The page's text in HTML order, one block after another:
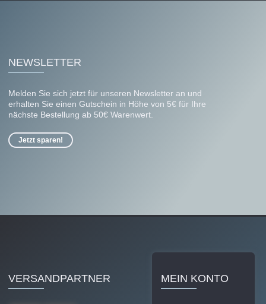
NEWSLETTER
Melden Sie sich jetzt für unseren Newsletter an und
erhalten Sie einen Gutschein in Höhe von 5€ für Ihre
nächste Bestellung ab 50€ Warenwert.
Jetzt sparen!
VERSANDPARTNER MEIN KONTO